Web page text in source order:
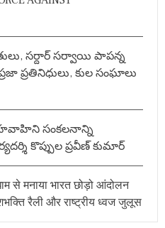
సర్దార్ సర్వాయి పాపన్న
ప్రతినిధులు, కుల సంఘాలు
సంకలనాన్ని
కొప్పుల ప్రవీణ్ కుమార్
से मनाया भारत छोड़ो आंदोलन
रैली और राष्ट्रीय ध्वज जुलूस